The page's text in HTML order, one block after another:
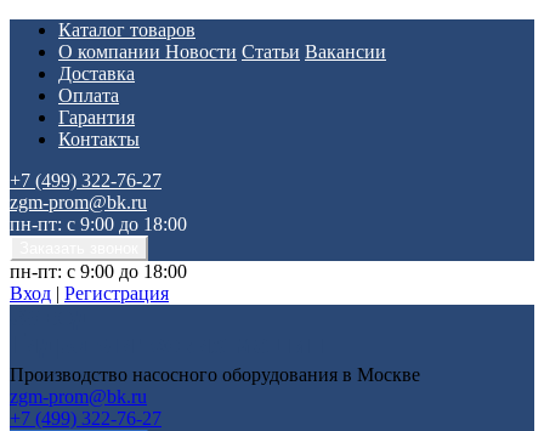
Каталог товаров
О компании Новости Статьи Вакансии
Доставка
Оплата
Гарантия
Контакты
+7 (499) 322-76-27
zgm-prom@bk.ru
пн-пт: с 9:00 до 18:00
пн-пт: с 9:00 до 18:00
Вход | Регистрация
Производство насосного оборудования в Москве
zgm-prom@bk.ru
+7 (499) 322-76-27